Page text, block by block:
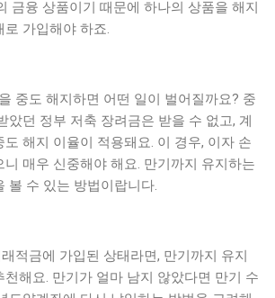
금융 상품이기 때문에 하나의 상품을 해지
가입해야 하죠.
중도 해지하면 어떤 일이 벌어질까요? 중
았던 정부 저축 장려금은 받을 수 없고, 계
해지 이율이 적용돼요. 이 경우, 이자 손
니 매우 신중해야 해요. 만기까지 유지하는
볼 수 있는 방법이랍니다.
적금에 가입된 상태라면, 만기까지 유지
해요. 만기가 얼마 남지 않았다면 만기 수